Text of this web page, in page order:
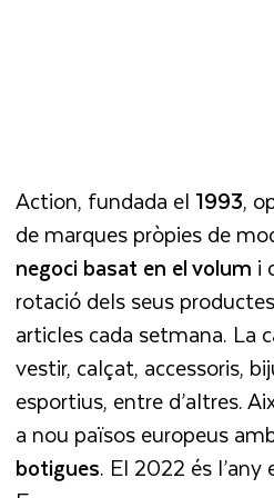
Action, fundada el 1993,
de marques pròpies de
negoci basat en el volum i
rotació dels seus
articles cada setmana. La
vestir, calçat, accessoris,
esportius, entre d’altres.
a nou països europeus
botigues. El 2022 és